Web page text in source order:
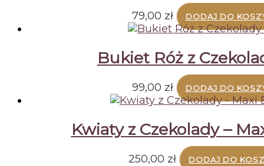
79,00 zł DODAJ DO
Bukiet Róż z
99,00 zł DODAJ DO
Kwiaty z Czekolady –
250,00 zł DODAJ DO